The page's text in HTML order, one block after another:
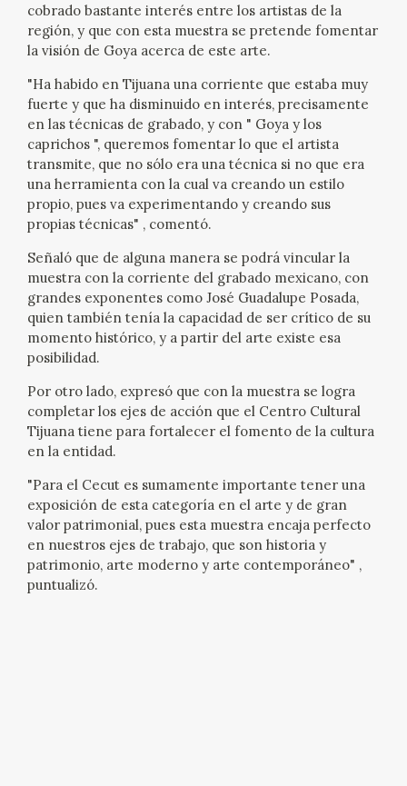
CEDEA
FICHAS ARASAAC
cobrado bastante interés entre los artistas de la
región, y que con esta muestra se pretende fomentar
la visión de Goya acerca de este arte.
"Ha habido en Tijuana una corriente que estaba muy
fuerte y que ha disminuido en interés, precisamente
en las técnicas de grabado, y con " Goya y los
caprichos ", queremos fomentar lo que el artista
transmite, que no sólo era una técnica si no que era
una herramienta con la cual va creando un estilo
propio, pues va experimentando y creando sus
propias técnicas" , comentó.
Señaló que de alguna manera se podrá vincular la
muestra con la corriente del grabado mexicano, con
grandes exponentes como José Guadalupe Posada,
quien también tenía la capacidad de ser crítico de su
momento histórico, y a partir del arte existe esa
posibilidad.
Por otro lado, expresó que con la muestra se logra
completar los ejes de acción que el Centro Cultural
Tijuana tiene para fortalecer el fomento de la cultura
en la entidad.
"Para el Cecut es sumamente importante tener una
exposición de esta categoría en el arte y de gran
valor patrimonial, pues esta muestra encaja perfecto
en nuestros ejes de trabajo, que son historia y
patrimonio, arte moderno y arte contemporáneo" ,
puntualizó.